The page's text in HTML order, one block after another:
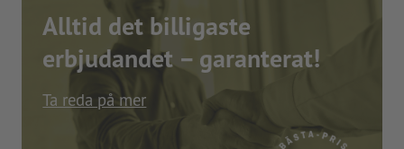
Alltid det billigaste
erbjudandet – garanterat!
Ta reda på mer